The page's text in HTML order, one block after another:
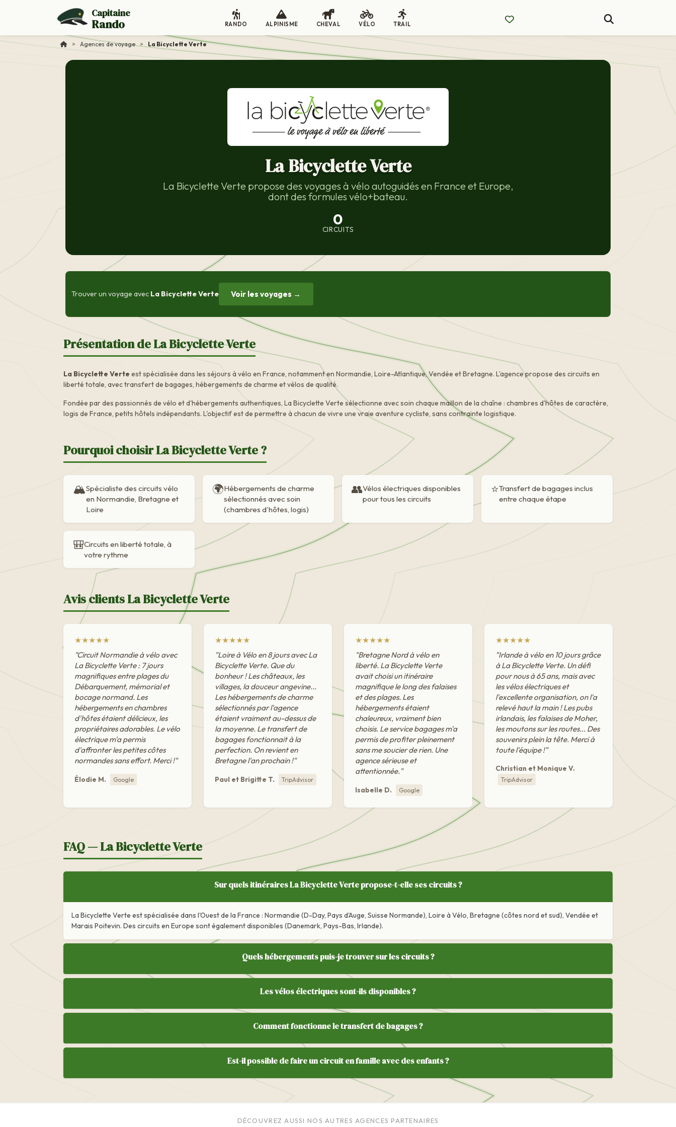
Capitaine
Rando RANDO ALPINISME CHEVAL VÉLO TRAIL
> Agences de voyage > La Bicyclette Verte
La Bicyclette Verte
La Bicyclette Verte propose des voyages à vélo autoguidés en France et Europe,
dont des formules vélo+bateau.
0
CIRCUITS
Trouver un voyage avec La Bicyclette Verte Voir les voyages →
Présentation de La Bicyclette Verte
La Bicyclette Verte est spécialisée dans les séjours à vélo en France, notamment en Normandie, Loire-Atlantique, Vendée et Bretagne. L'agence propose des circuits en
liberté totale, avec transfert de bagages, hébergements de charme et vélos de qualité.
Fondée par des passionnés de vélo et d'hébergements authentiques, La Bicyclette Verte sélectionne avec soin chaque maillon de la chaîne : chambres d'hôtes de caractère,
logis de France, petits hôtels indépendants. L'objectif est de permettre à chacun de vivre une vraie aventure cycliste, sans contrainte logistique.
Pourquoi choisir La Bicyclette Verte ?
🏔️Spécialiste des circuits vélo
en Normandie, Bretagne et
Loire
🌍Hébergements de charme
sélectionnés avec soin
(chambres d'hôtes, logis)
👥Vélos électriques disponibles
pour tous les circuits
⭐Transfert de bagages inclus
entre chaque étape
🎒Circuits en liberté totale, à
votre rythme
Avis clients La Bicyclette Verte
★★★★★
"Circuit Normandie à vélo avec
La Bicyclette Verte : 7 jours
magnifiques entre plages du
Débarquement, mémorial et
bocage normand. Les
hébergements en chambres
d'hôtes étaient délicieux, les
propriétaires adorables. Le vélo
électrique m'a permis
d'affronter les petites côtes
normandes sans effort. Merci !"
Élodie M. Google
★★★★★
"Loire à Vélo en 8 jours avec La
Bicyclette Verte. Que du
bonheur ! Les châteaux, les
villages, la douceur angevine...
Les hébergements de charme
sélectionnés par l'agence
étaient vraiment au-dessus de
la moyenne. Le transfert de
bagages fonctionnait à la
perfection. On revient en
Bretagne l'an prochain !"
Paul et Brigitte T. TripAdvisor
★★★★★
"Bretagne Nord à vélo en
liberté. La Bicyclette Verte
avait choisi un itinéraire
magnifique le long des falaises
et des plages. Les
hébergements étaient
chaleureux, vraiment bien
choisis. Le service bagages m'a
permis de profiter pleinement
sans me soucier de rien. Une
agence sérieuse et
attentionnée."
Isabelle D. Google
★★★★★
"Irlande à vélo en 10 jours grâce
à La Bicyclette Verte. Un défi
pour nous à 65 ans, mais avec
les vélos électriques et
l'excellente organisation, on l'a
relevé haut la main ! Les pubs
irlandais, les falaises de Moher,
les moutons sur les routes... Des
souvenirs plein la tête. Merci à
toute l'équipe !"
Christian et Monique V.
TripAdvisor
FAQ — La Bicyclette Verte
Sur quels itinéraires La Bicyclette Verte propose-t-elle ses circuits ?
La Bicyclette Verte est spécialisée dans l'Ouest de la France : Normandie (D-Day, Pays d'Auge, Suisse Normande), Loire à Vélo, Bretagne (côtes nord et sud), Vendée et
Marais Poitevin. Des circuits en Europe sont également disponibles (Danemark, Pays-Bas, Irlande).
Quels hébergements puis-je trouver sur les circuits ?
Les vélos électriques sont-ils disponibles ?
Comment fonctionne le transfert de bagages ?
Est-il possible de faire un circuit en famille avec des enfants ?
DÉCOUVREZ AUSSI NOS AUTRES AGENCES PARTENAIRES